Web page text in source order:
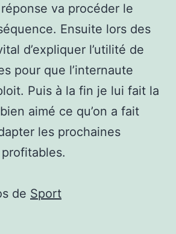
va procéder le
Ensuite lors des
d’expliquer l’utilité de
pour que l’internaute
Puis à la fin je lui fait la
aimé ce qu’on a fait
les prochaines
de Sport